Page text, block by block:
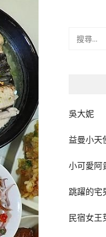
吳大妮
益曼小天
小可愛阿
跳躍的宅
民宿女王